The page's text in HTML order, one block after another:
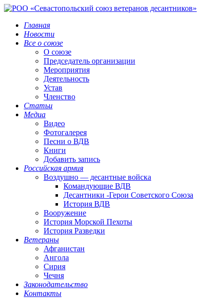
Главная
Новости
Все о союзе
О союзе
Председатель организации
Мероприятия
Деятельность
Устав
Членство
Статьи
Медиа
Видео
Фотогалерея
Песни о ВДВ
Книги
Добавить запись
Российская армия
Воздушно — десантные войска
Командующие ВДВ
Десантники -Герои Советского Союза
История ВДВ
Вооружение
История Морской Пехоты
История Разведки
Ветераны
Афганистан
Ангола
Сирия
Чечня
Законодательство
Контакты